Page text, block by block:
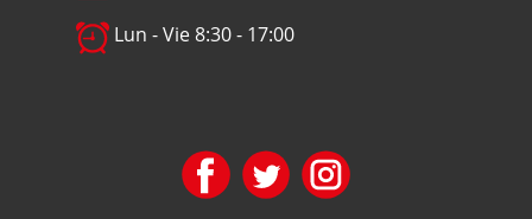
Lun - Vie 8:30 - 17:00